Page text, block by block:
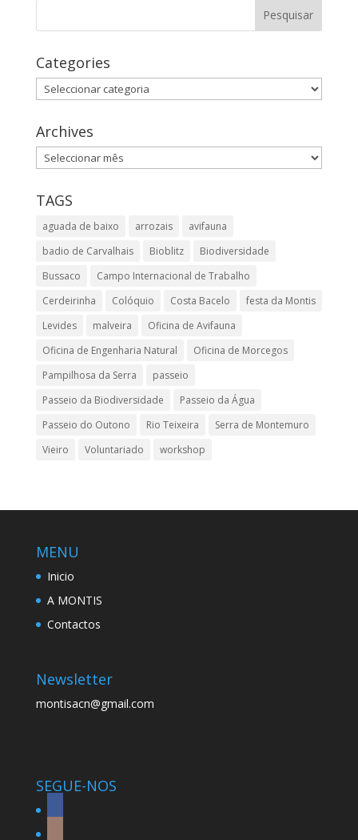
Categories
Categories
Archives
Archives
TAGS
aguada de baixo arrozais
avifauna
badio de Carvalhais
Bioblitz
Biodiversidade
Bussaco
Campo Internacional de Trabalho
Cerdeirinha
Colóquio Costa Bacelo
festa da Montis
Levides
malveira
Oficina de Avifauna
Oficina de Engenharia Natural
Oficina de Morcegos
Pampilhosa da Serra
passeio
Passeio da Biodiversidade
Passeio da Água
Passeio do Outono
Rio Teixeira
Serra de Montemuro
Vieiro
Voluntariado workshop
MENU
Inicio
A MONTIS
Contactos
Newsletter
montisacn@gmail.com
SEGUE-NOS